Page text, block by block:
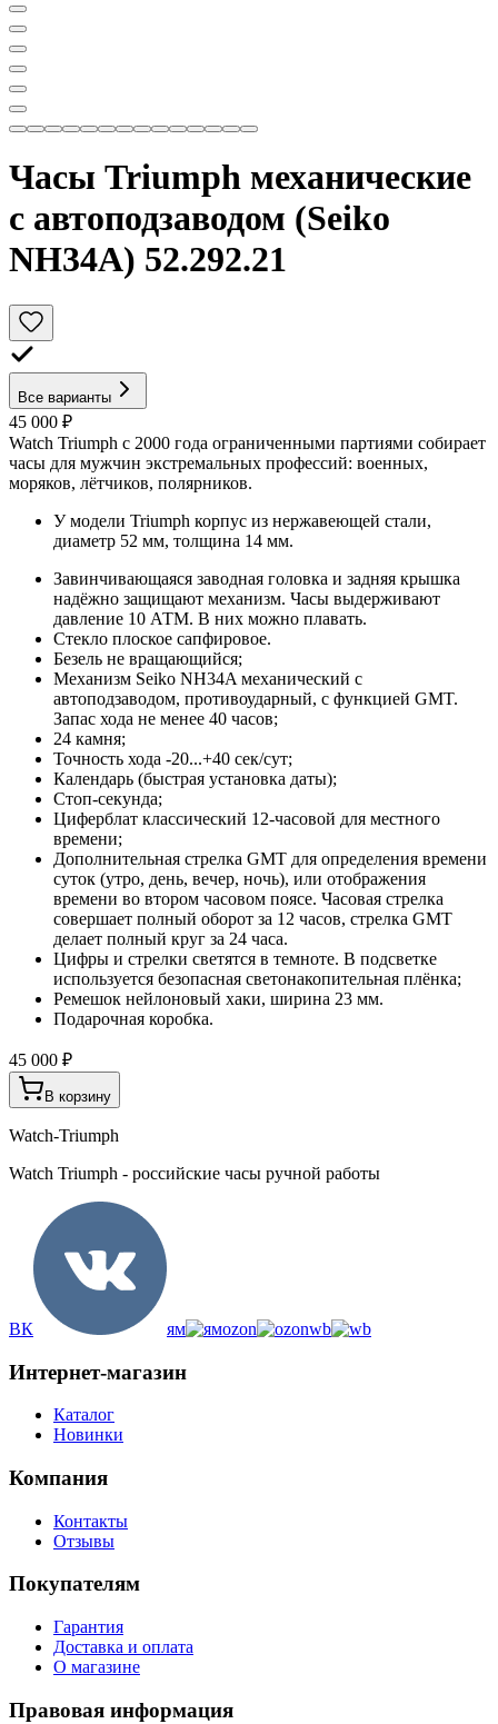
Часы Triumph механические
с автоподзаводом (Seiko
NH34A) 52.292.21
Все варианты
45 000 ₽
Watch Triumph с 2000 года ограниченными партиями собирает
часы для мужчин экстремальных профессий: военных,
моряков, лётчиков, полярников.
У модели Triumph корпус из нержавеющей стали,
диаметр 52 мм, толщина 14 мм.
Завинчивающаяся заводная головка и задняя крышка
надёжно защищают механизм. Часы выдерживают
давление 10 АТМ. В них можно плавать.
Стекло плоское сапфировое.
Безель не вращающийся;
Механизм Seiko NH34A механический с
автоподзаводом, противоударный, с функцией GMT.
Запас хода не менее 40 часов;
24 камня;
Точность хода -20...+40 сек/сут;
Календарь (быстрая установка даты);
Стоп-секунда;
Циферблат классический 12-часовой для местного
времени;
Дополнительная стрелка GMT для определения времени
суток (утро, день, вечер, ночь), или отображения
времени во втором часовом поясе. Часовая стрелка
совершает полный оборот за 12 часов, стрелка GMT
делает полный круг за 24 часа.
Цифры и стрелки светятся в темноте. В подсветке
используется безопасная светонакопительная плёнка;
Ремешок нейлоновый хаки, ширина 23 мм.
Подарочная коробка.
45 000 ₽
В корзину
Watch-Triumph
Watch Triumph - российские часы ручной работы
ВК ям ozon wb
Интернет-магазин
Каталог
Новинки
Компания
Контакты
Отзывы
Покупателям
Гарантия
Доставка и оплата
О магазине
Правовая информация